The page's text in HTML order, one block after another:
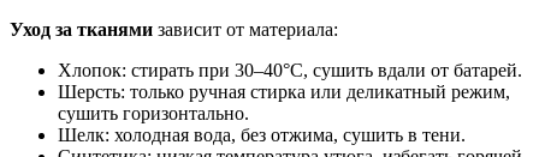
Уход за тканями зависит от материала:
Хлопок: стирать при 30–40°C, сушить вдали от батарей.
Шерсть: только ручная стирка или деликатный режим,
сушить горизонтально.
Шелк: холодная вода, без отжима, сушить в тени.